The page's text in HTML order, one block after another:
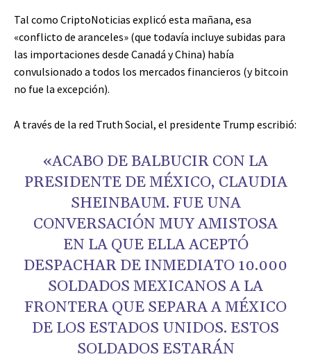
Tal como CriptoNoticias explicó esta mañana, esa
«conflicto de aranceles» (que todavía incluye subidas para
las importaciones desde Canadá y China) había
convulsionado a todos los mercados financieros (y bitcoin
no fue la excepción).
A través de la red Truth Social, el presidente Trump escribió:
«ACABO DE BALBUCIR CON LA
PRESIDENTE DE MÉXICO, CLAUDIA
SHEINBAUM. FUE UNA
CONVERSACIÓN MUY AMISTOSA
EN LA QUE ELLA ACEPTÓ
DESPACHAR DE INMEDIATO 10.000
SOLDADOS MEXICANOS A LA
FRONTERA QUE SEPARA A MÉXICO
DE LOS ESTADOS UNIDOS. ESTOS
SOLDADOS ESTARÁN